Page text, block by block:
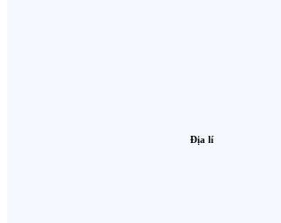
Địa lí